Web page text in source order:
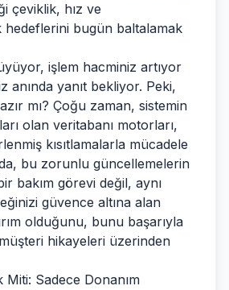
çeviklik, hız ve
hedeflerini bugün baltalamak
işlem hacminiz artıyor
anında yanıt bekliyor. Peki,
mı? Çoğu zaman, sistemin
olan veritabanı motorları,
kısıtlamalarla mücadele
bu zorunlu güncellemelerin
bakım görevi değil, aynı
güvence altına alan
olduğunu, bunu başarıyla
hikayeleri üzerinden
Sadece Donanım